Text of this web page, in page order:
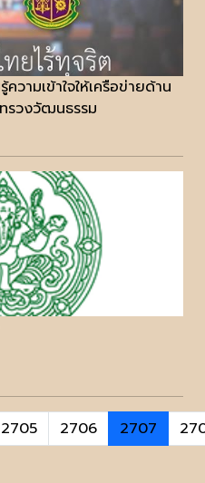
วามเข้าใจให้เครือข่ายด้าน
รวงวัฒนธรรม
2705 2706 2707